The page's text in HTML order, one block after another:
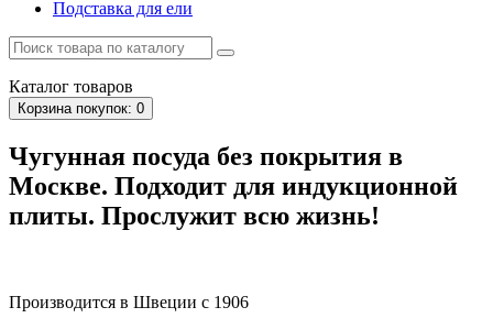
Подставка для ели
Каталог товаров
Корзинапокупок: 0
Чугунная посуда без покрытия в
Москве. Подходит для индукционной
плиты. Прослужит всю жизнь!
Производится в Швеции с 1906